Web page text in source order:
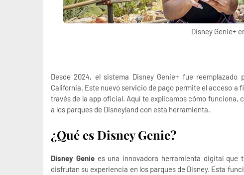
Disney Genie+
Desde 2024, el sistema Disney Genie+ fue reemplazado
California. Este nuevo servicio de pago permite el acceso a
través de la app oficial. Aquí te explicamos cómo
a los parques de Disneyland con esta herramienta.
¿Qué es Disney Genie?
Disney Geniees una innovadora herramienta digital que
disfrutan su experiencia en los parques de Disney. Esta